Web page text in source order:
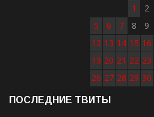
1 2
5
6 7 8 9
12 13 14 15 16
19 20 21 22 23
26 27 28 29 30
ПОСЛЕДНИЕ ТВИТЫ